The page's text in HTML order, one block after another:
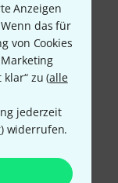
Anzeigen
das für
von Cookies
zu (alle
jederzeit
) widerrufen.
bezahlen